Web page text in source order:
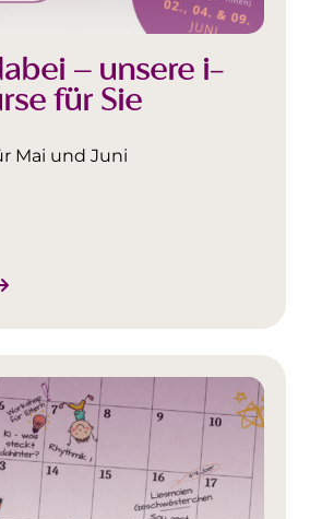
– unsere i-
für Sie
Mai und Juni